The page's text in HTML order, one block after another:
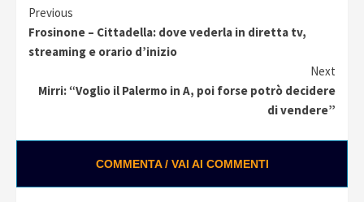
Continue
Reading
Previous
Frosinone – Cittadella: dove vederla in diretta tv,
streaming e orario d’inizio
Next
Mirri: “Voglio il Palermo in A, poi forse potrò decidere
di vendere”
COMMENTA / VAI AI COMMENTI